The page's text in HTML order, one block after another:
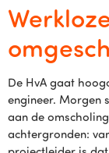
De HvA gaat
engineer. Morgen
aan de
achtergronden: